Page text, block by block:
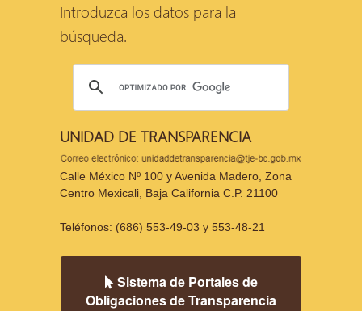
Introduzca los datos para la
búsqueda.
UNIDAD DE TRANSPARENCIA
Calle México Nº 100 y Avenida Madero, Zona
Centro Mexicali, Baja California C.P. 21100
Teléfonos: (686) 553-49-03 y 553-48-21
Sistema de Portales de
Obligaciones de Transparencia